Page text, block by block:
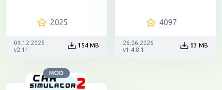
2025
09.12.2025
v2.11
154 MB
4097
26.06.2026
v1.4.8.1
63 MB
MOD